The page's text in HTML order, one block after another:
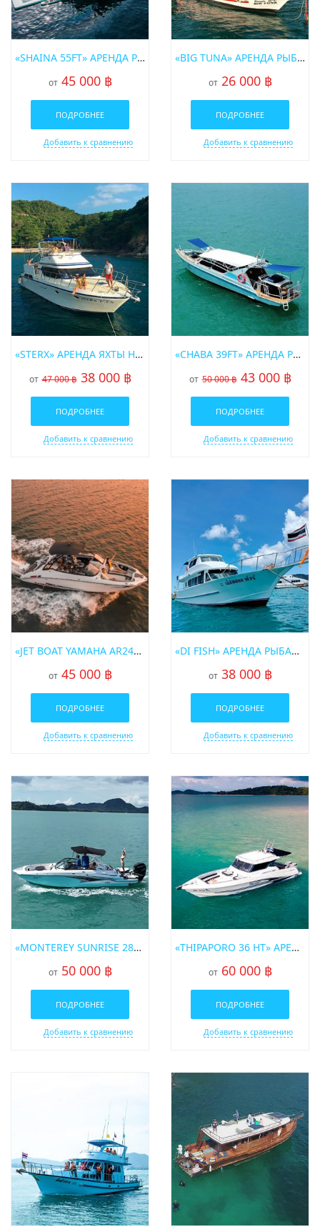
«SHAINA 55FT» АРЕНДА РЫБАЦКОЙ ЛОДКИ НА ПХУКЕТЕ
от 45 000 ฿
ПОДРОБНЕЕ
Добавить к сравнению
«BIG TUNA» АРЕНДА РЫБАЦКОЙ ЛОДКИ НА ПХУКЕТЕ
от 26 000 ฿
ПОДРОБНЕЕ
Добавить к сравнению
«STERX» АРЕНДА ЯХТЫ НА ПХУКЕТЕ
от 47 000 ฿ 38 000 ฿
ПОДРОБНЕЕ
Добавить к сравнению
«CHABA 39FT» АРЕНДА РЫБАЦКОГО КАТЕРА НА ПХУКЕТЕ
от 50 000 ฿ 43 000 ฿
ПОДРОБНЕЕ
Добавить к сравнению
«JET BOAT YAMAHA AR240» АРЕНДА КАТЕРА НА ПХУКЕТЕ
от 45 000 ฿
ПОДРОБНЕЕ
Добавить к сравнению
«DI FISH» АРЕНДА РЫБАЦКОЙ ЛОДКИ НА ПХУКЕТЕ
от 38 000 ฿
ПОДРОБНЕЕ
Добавить к сравнению
«MONTEREY SUNRISE 28» АРЕНДА КАТЕРА НА ПХУКЕТЕ
от 50 000 ฿
ПОДРОБНЕЕ
Добавить к сравнению
«THIPAPORO 36 HT» АРЕНДА КАТЕРА НА ПХУКЕТЕ
от 60 000 ฿
ПОДРОБНЕЕ
Добавить к сравнению